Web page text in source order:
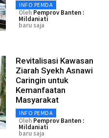
INFO PEMDA
Oleh Pemprov Banten :
Mildaniati
baru saja
Revitalisasi Kawasan
Ziarah Syekh Asnawi
Caringin untuk
Kemanfaatan
Masyarakat
INFO PEMDA
Oleh Pemprov Banten :
Mildaniati
baru saja